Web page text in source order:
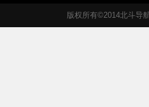
版权所有©2014北斗导